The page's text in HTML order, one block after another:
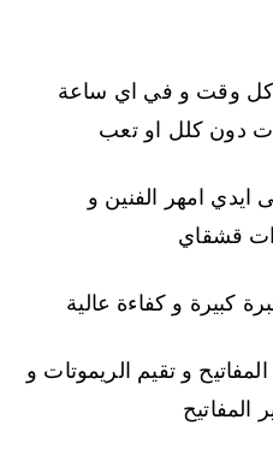
كل وقت و في اي ساعة
دون كلل او تعب
ايدي امهر الفنين و
قشقاي
كبيرة و كفاءة عالية
و تقيم الريموتات و
المفاتيح